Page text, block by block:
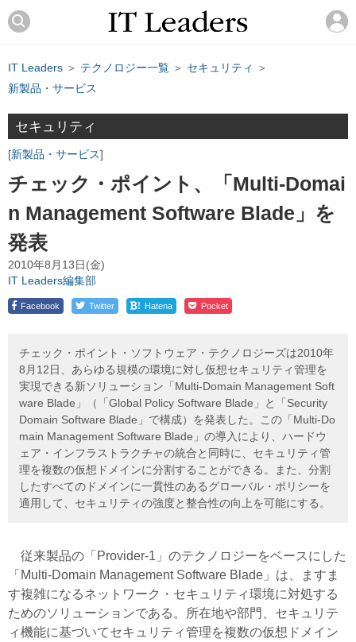
IT Leaders ＞ テクノロジー一覧 ＞ セキュリティ
＞
新製品・サービス
セキュリティ
新製品・サービス
チェック・ポイント、「Multi-Domai
n Management Software Blade」を
発表
2010年8月13日(金)
IT Leaders編集部
Facebook Twitter ! Hatena Pocket
チェック・ポイント・ソフトウェア・テクノロジーズは2010年
8月12日、あらゆる規模の環境に対し仮想セキュリティ管理を
実現できる新ソリューション「Multi-Domain Management Soft
ware Blade」（「Global Policy Software Blade」と「Security
Domain Software Blade」で構成）を発表した。この「Multi-Do
main Management Software Blade」の導入により、ハードウ
ェア・インフラストラクチャの統合と同時に、セキュリティ管
理を複数の仮想ドメインに分割することができる。また、分割
したすべてのドメインに一貫性のあるグローバル・ポリシーを
適用して、セキュリティの強度と整合性の向上を可能にする。
従来製品の「Provider-1」のテクノロジーをベースにした
「Multi-Domain Management Software Blade」は、ますま
す複雑になるネットワーク・セキュリティ環境に対処する
ためのソリューションである。所在地や部門、セキュリテ
ィ機能に基づいてセキュリティ管理を複数の仮想ドメイン